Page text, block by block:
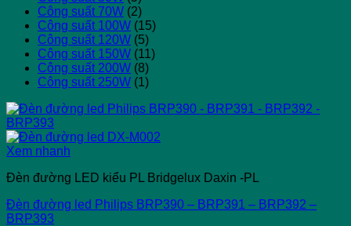
Công suất 70W (2)
Công suất 100W (15)
Công suất 120W (5)
Công suất 150W (11)
Công suất 200W (8)
Công suất 250W (1)
Xem nhanh
Đèn đường LED kiểu PL Bridgelux Daxin -PL
Đèn đường led Philips BRP390 – BRP391 – BRP392 –
BRP393